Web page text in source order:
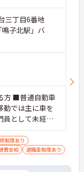
三丁目6番地
子北駅」バ
方 ■普通自動車
では主に車を
として未経験
制度あり
費支給 退職金制度あり